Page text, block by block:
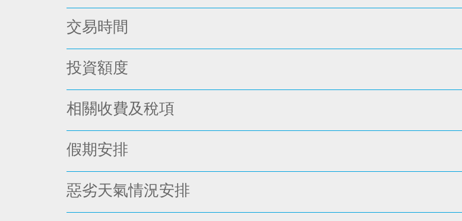
交易時間
投資額度
相關收費及稅項
假期安排
惡劣天氣情況安排